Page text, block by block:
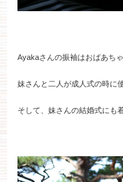
Ayakaさんの振袖はおばあち
妹さんと二人が成人式の時に
そして、妹さんの結婚式に